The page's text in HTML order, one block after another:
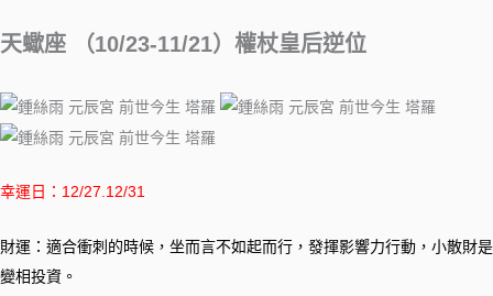
天蠍座 （10/23-11/21）權杖皇后逆位
幸運日：12/27.12/31
財運：適合衝刺的時候，坐而言不如起而行，發揮影響力行動，小散財是
變相投資。